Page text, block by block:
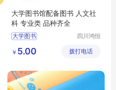
大学图书馆配备图书 人文社
科 专业类 品种齐全
大学图书
四川大学图书
大学图书定制
四川鸿恒
传播有限
￥ 5.00 拨打电话